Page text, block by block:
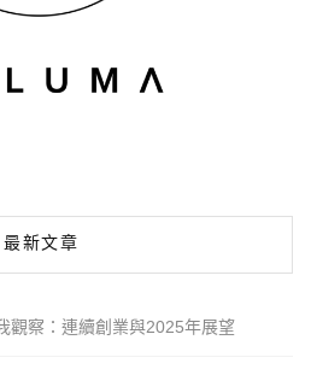
最新文章
觀察：連續創業與2025年展望